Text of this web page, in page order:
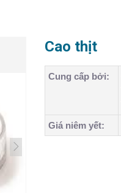
Cao thịt
Cung cấp bởi:
Giá niêm yết: